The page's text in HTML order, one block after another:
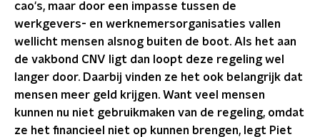
cao's, maar door een impasse tussen de
werkgevers- en werknemersorganisaties vallen
wellicht mensen alsnog buiten de boot. Als het aan
de vakbond CNV ligt dan loopt deze regeling wel
langer door. Daarbij vinden ze het ook belangrijk dat
mensen meer geld krijgen. Want veel mensen
kunnen nu niet gebruikmaken van de regeling, omdat
ze het financieel niet op kunnen brengen, legt Piet